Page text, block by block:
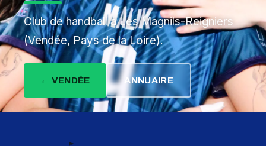
Club de handball à Les Magnils-Reigniers
(Vendée, Pays de la Loire).
← VENDÉE ANNUAIRE